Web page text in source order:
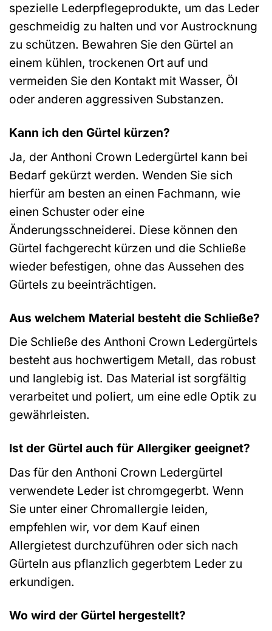
spezielle Lederpflegeprodukte, um das Leder
geschmeidig zu halten und vor Austrocknung
zu schützen. Bewahren Sie den Gürtel an
einem kühlen, trockenen Ort auf und
vermeiden Sie den Kontakt mit Wasser, Öl
oder anderen aggressiven Substanzen.
Kann ich den Gürtel kürzen?
Ja, der Anthoni Crown Ledergürtel kann bei
Bedarf gekürzt werden. Wenden Sie sich
hierfür am besten an einen Fachmann, wie
einen Schuster oder eine
Änderungsschneiderei. Diese können den
Gürtel fachgerecht kürzen und die Schließe
wieder befestigen, ohne das Aussehen des
Gürtels zu beeinträchtigen.
Aus welchem Material besteht die Schließe?
Die Schließe des Anthoni Crown Ledergürtels
besteht aus hochwertigem Metall, das robust
und langlebig ist. Das Material ist sorgfältig
verarbeitet und poliert, um eine edle Optik zu
gewährleisten.
Ist der Gürtel auch für Allergiker geeignet?
Das für den Anthoni Crown Ledergürtel
verwendete Leder ist chromgegerbt. Wenn
Sie unter einer Chromallergie leiden,
empfehlen wir, vor dem Kauf einen
Allergietest durchzuführen oder sich nach
Gürteln aus pflanzlich gegerbtem Leder zu
erkundigen.
Wo wird der Gürtel hergestellt?